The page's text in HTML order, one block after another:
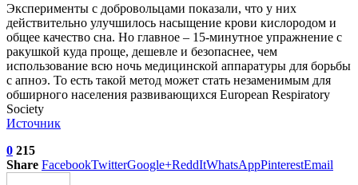
Эксперименты с добровольцами показали, что у них
действительно улучшилось насыщение крови кислородом и
общее качество сна. Но главное – 15-минутное упражнение с
ракушкой куда проще, дешевле и безопаснее, чем
использование всю ночь медицинской аппаратуры для борьбы
с апноэ. То есть такой метод может стать незаменимым для
обширного населения развивающихся European Respiratory
Society
Источник
0 215
Share FacebookTwitterGoogle+ReddItWhatsAppPinterestEmail